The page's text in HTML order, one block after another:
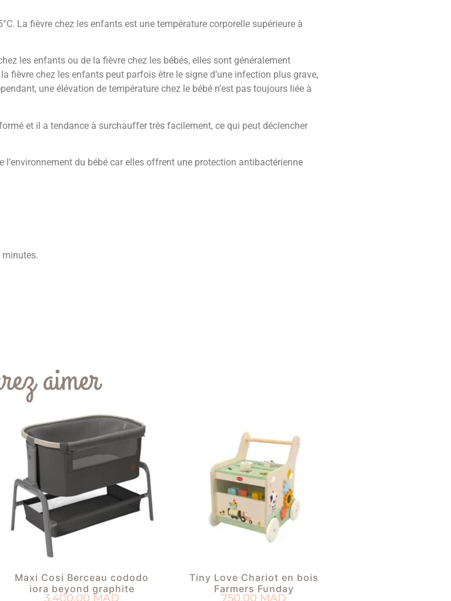
La fièvre chez les enfants est une température corporelle supérieure à
les enfants ou de la fièvre chez les bébés, elles sont généralement
fièvre chez les enfants peut parfois être le signe d’une infection plus grave,
une élévation de température chez le bébé n’est pas toujours liée à
et il a tendance à surchauffer très facilement, ce qui peut déclencher
l’environnement du bébé car elles offrent une protection antibactérienne
aimer
Maxi Cosi Berceau cododo
iora beyond graphite
3.400,00MAD
Tiny Love Chariot en bois
Farmers Funday
750,00 MAD